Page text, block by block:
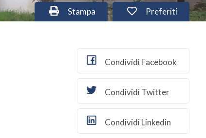
Preferiti
Stampa
Condividi Facebook
Condividi Twitter
Condividi Linkedin